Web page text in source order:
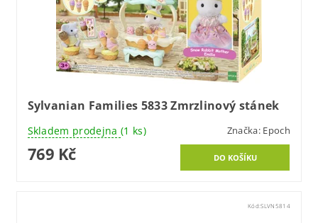
Sylvanian Families 5833 Zmrzlinový stánek
Skladem prodejna (1 ks) Značka: Epoch
769 Kč
Kód:SLVN5814